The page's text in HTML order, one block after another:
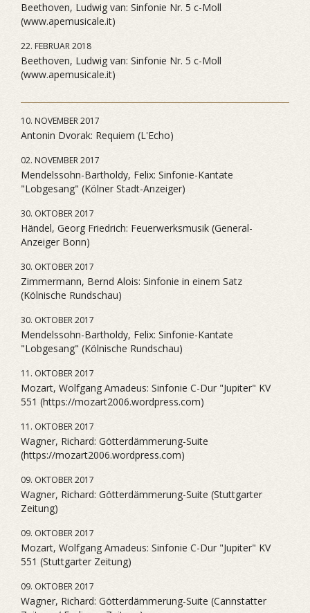
Beethoven, Ludwig van: Sinfonie Nr. 5 c-Moll
(www.apemusicale.it)
22. FEBRUAR 2018
Beethoven, Ludwig van: Sinfonie Nr. 5 c-Moll
(www.apemusicale.it)
10. NOVEMBER 2017
Antonin Dvorak: Requiem (L'Echo)
02. NOVEMBER 2017
Mendelssohn-Bartholdy, Felix: Sinfonie-Kantate
"Lobgesang" (Kölner Stadt-Anzeiger)
30. OKTOBER 2017
Händel, Georg Friedrich: Feuerwerksmusik (General-
Anzeiger Bonn)
30. OKTOBER 2017
Zimmermann, Bernd Alois: Sinfonie in einem Satz
(Kölnische Rundschau)
30. OKTOBER 2017
Mendelssohn-Bartholdy, Felix: Sinfonie-Kantate
"Lobgesang" (Kölnische Rundschau)
11. OKTOBER 2017
Mozart, Wolfgang Amadeus: Sinfonie C-Dur "Jupiter" KV
551 (https://mozart2006.wordpress.com)
11. OKTOBER 2017
Wagner, Richard: Götterdämmerung-Suite
(https://mozart2006.wordpress.com)
09. OKTOBER 2017
Wagner, Richard: Götterdämmerung-Suite (Stuttgarter
Zeitung)
09. OKTOBER 2017
Mozart, Wolfgang Amadeus: Sinfonie C-Dur "Jupiter" KV
551 (Stuttgarter Zeitung)
09. OKTOBER 2017
Wagner, Richard: Götterdämmerung-Suite (Cannstatter